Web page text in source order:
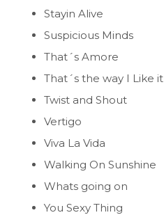
Stayin Alive
Suspicious Minds
That´s Amore
That´s the way I Like it
Twist and Shout
Vertigo
Viva La Vida
Walking On Sunshine
Whats going on
You Sexy Thing